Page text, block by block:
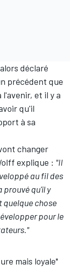
déclaré
précédent que
et il y a
qu'il
à sa
changer
explique : "Il
au fil des
prouvé qu'il y
quelque chose
pour le
mais loyale"